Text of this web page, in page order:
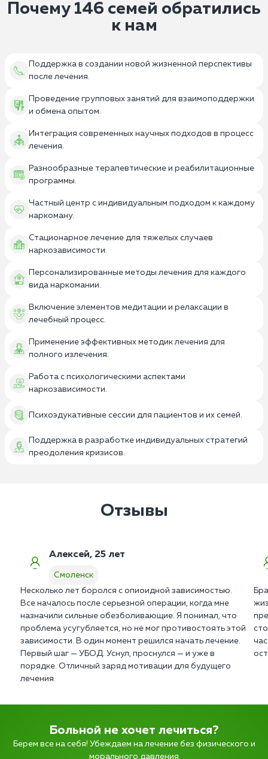
Почему 146 семей обратились
к нам
Поддержка в создании новой жизненной перспективы
после лечения.
Проведение групповых занятий для взаимоподдержки
и обмена опытом.
Интеграция современных научных подходов в процесс
лечения.
Разнообразные терапевтические и реабилитационные
программы.
Частный центр с индивидуальным подходом к каждому
наркоману.
Стационарное лечение для тяжелых случаев
наркозависимости.
Персонализированные методы лечения для каждого
вида наркомании.
Включение элементов медитации и релаксации в
лечебный процесс.
Применение эффективных методик лечения для
полного излечения.
Работа с психологическими аспектами
наркозависимости.
Психоэдукативные сессии для пациентов и их семей.
Поддержка в разработке индивидуальных стратегий
преодоления кризисов.
Отзывы
Алексей, 25 лет
Смоленск
Несколько лет боролся с опиоидной зависимостью.
Все началось после серьезной операции, когда мне
назначили сильные обезболивающие. Я понимал, что
проблема усугубляется, но не мог противостоять этой
зависимости. В один момент решился начать лечение.
Первый шаг — УБОД. Уснул, проснулся — и уже в
порядке. Отличный заряд мотивации для будущего
лечения.
Больной не хочет лечиться?
Берем все на себя! Убеждаем на лечение без физического и
морального давления